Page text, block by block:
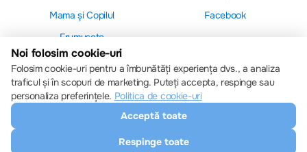
Mama și Copilul
Frumusețe
Facebook
Farmacie.md
Setări cookie-uri
Politica de cookie-uri
Noi folosim cookie-uri
Folosim cookie-uri pentru a îmbunătăți experiența dvs., a analiza
traficul și în scopuri de marketing. Puteți accepta, respinge sau
personaliza preferințele. Politica de cookie-uri
Acceptă toate
Respinge toate